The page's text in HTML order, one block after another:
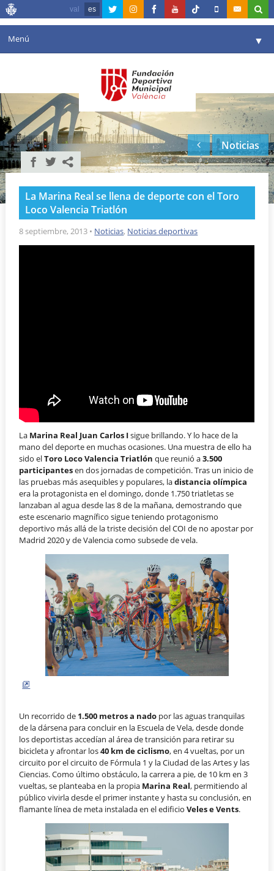
val es
Menú ▼
Agenda
Instalaciones ▼
Comunicación ▼
Valencia en deporte
Portal de Transparencia
Reservas
Noticias
La Marina Real se llena de deporte con el Toro
Loco Valencia Triatlón
8 septiembre, 2013 • Noticias, Noticias deportivas
La Marina Real Juan Carlos Isigue brillando. Y lo hace de la
mano del deporte en muchas ocasiones. Una muestra de ello ha
sido elToro Loco Valencia Triatlónque reunió a3.500
participantesen dos jornadas de competición. Tras un inicio de
las pruebas más asequibles y populares, ladistancia olímpica
era la protagonista en el domingo, donde 1.750 triatletas se
lanzaban al agua desde las 8 de la mañana, demostrando que
este escenario magnífico sigue teniendo protagonismo
deportivo más allá de la triste decisión del COI de no apostar por
Madrid 2020 y de Valencia como subsede de vela.
Un recorrido de 1.500 metros a nado por las aguas tranquilas
de la dársena para concluir en la Escuela de Vela, desde donde
los deportistas accedían al área de transición para retirar su
bicicleta y afrontar los40 km de ciclismo, en 4 vueltas, por un
circuito por el circuito de Fórmula 1 y la Ciudad de las Artes y las
Ciencias. Como último obstáculo, la carrera a pie, de 10 km en 3
vueltas, se planteaba en la propia Marina Real, permitiendo al
público vivirla desde el primer instante y hasta su conclusión, en
flamante línea de meta instalada en el edificioVeles e Vents.